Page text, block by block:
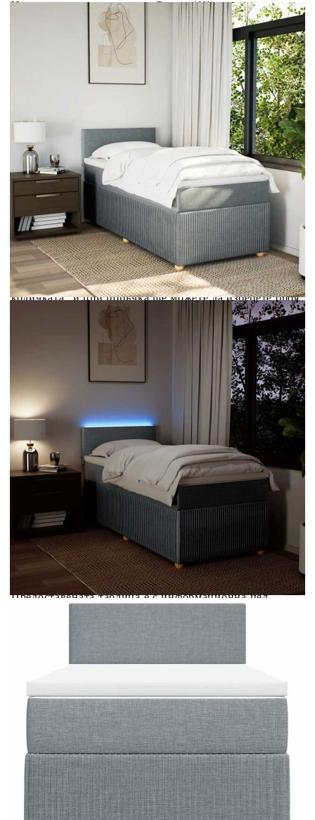
Материал:
Текстил (100% полиестер)
100 x 200 x 5 см (Ш x Д x В)
8721102745423
Дължина на захранващия кабел:
Материал за пълнеж:
Покет пружини, пяна
Средна
Купи на изплащане
Credit calculator
Боксспринг легло с матрак, светлосиво, 100x200 см,
плат
Please select credit institution
Цена на продукта: €401.00
Extraction of information from credit institutions
Предоставената таблица е с информационна цел.
Добавете продукта в количката си с бутона "Добави в
количката" и при поръчка ще можете да изберете броя
вноски на кредита.
Acest tabel are caracter informativ. Adăugați produsul în
coșul de cumpărături unde veți putea selecta detaliile
cererii de creditare.
Предоставената таблица е с информационна цел.
Добавете продукта в количката си с бутона "Добави в
количката" и при поръчка ще можете да изберете броя
вноски на кредита.
Предоставената таблица е с информационна цел.
Добавете продукта в количката си с бутона "Добави в
количката" и при поръчка ще можете да изберете броя
Предоставената таблица е с информационна цел.
Добавете продукта в количката си с бутона "Добави в
количката" и при поръчка ще можете да изберете броя
вноски на кредита.
Предоставената таблица е с информационна цел.
Добавете продукта в количката си с бутона "Добави в
вноски на кредита.
Когато плащате с NewPay, всъщност NewPay плаща
Отложено до 30 дни от момента на изпращане на
поръчката без оскъпяване. За покупки на стойност до
400 лв. / €204,52
Плащане на 4 вноски. Заплащате 20% от стойността на
поръчката си на момента с карта. Останалата сума се
разделя на 3 равни месечни вноски без оскъпяване. За
покупки на стойност до 1000 лв. / €511.31
Плащане на 6 вноски. Стойността на поръчката се
разпределя в 6 равни месечни вноски с оскъпяване. За
покупки на стойност до 2000 лв. / €1022.61